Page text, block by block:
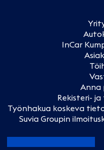
InCar
Anna
Rekisteri-
Työnhakua koskeva
Suvia Groupin